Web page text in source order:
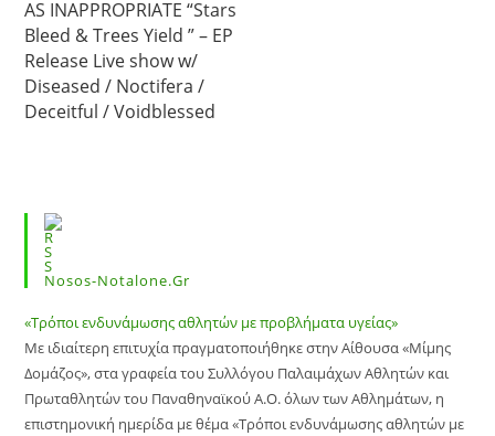
AS INAPPROPRIATE “Stars
Bleed & Trees Yield ” – EP
Release Live show w/
Diseased / Noctifera /
Deceitful / Voidblessed
Nosos-Notalone.gr
«Τρόποι ενδυνάμωσης αθλητών με προβλήματα υγείας»
Με ιδιαίτερη επιτυχία πραγματοποιήθηκε στην Αίθουσα «Μίμης
Δομάζος», στα γραφεία του Συλλόγου Παλαιμάχων Αθλητών και
Πρωταθλητών του Παναθηναϊκού Α.Ο. όλων των Αθλημάτων, η
επιστημονική ημερίδα με θέμα «Τρόποι ενδυνάμωσης αθλητών με